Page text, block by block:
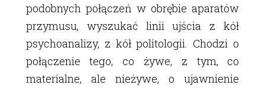
podobnych połączeń w obrębie aparatów
przymusu, wyszukać linii ujścia z kół
psychoanalizy, z kół politologii. Chodzi o
połączenie tego, co żywe, z tym, co
materialne, ale nieżywe, o ujawnienie